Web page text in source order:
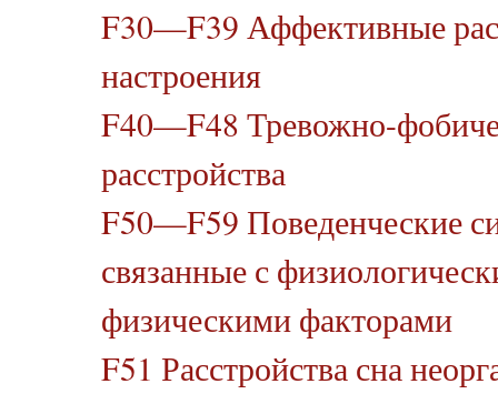
F30—F39 Аффективные
настроения
F40—F48 Тревожно-
расстройства
F50—F59 Поведенческие
связанные с
физическими факторами
F51 Расстройства сна